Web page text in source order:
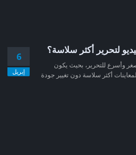
6
إبريل
لتحرير أكثر سلاسة؟
وأسرع للتحرير، بحيث يكون
أكثر سلاسة دون تغيير جودة